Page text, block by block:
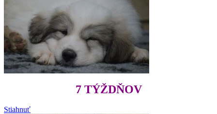
7 TÝŽDŇOV
Stiahnuť